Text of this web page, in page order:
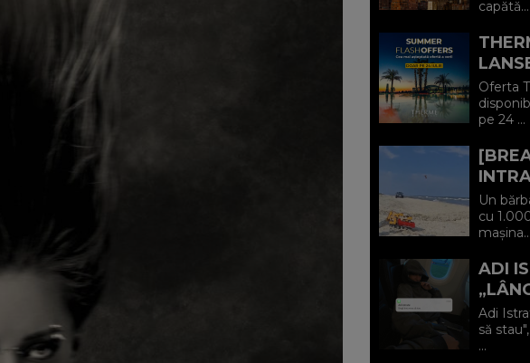
capătă...
LA
IULIE
Oferta
pe 24 ...
Un
cu
mașina...
ADI
CARE
Adi
să
...